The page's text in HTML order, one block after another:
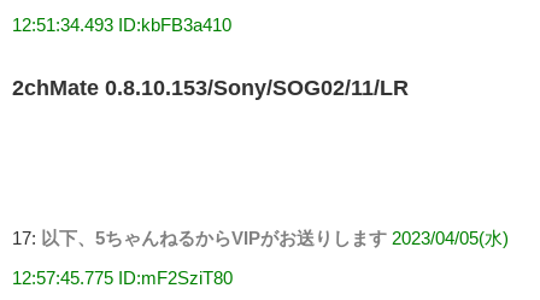
12:51:34.493 ID:kbFB3a410
2chMate 0.8.10.153/Sony/SOG02/11/LR
17: 以下、5ちゃんねるからVIPがお送りします 2023/04/05(水)
12:57:45.775 ID:mF2SziT80